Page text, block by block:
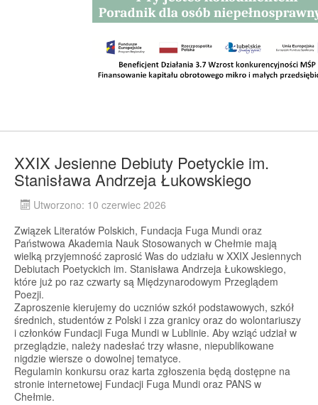
XXIX Jesienne Debiuty Poetyckie im.
Stanisława Andrzeja Łukowskiego
Utworzono: 10 czerwiec 2026
Związek Literatów Polskich, Fundacja Fuga Mundi oraz
Państwowa Akademia Nauk Stosowanych w Chełmie mają
wielką przyjemność zaprosić Was do udziału w XXIX Jesiennych
Debiutach Poetyckich im. Stanisława Andrzeja Łukowskiego,
które już po raz czwarty są Międzynarodowym Przeglądem
Poezji.
Zaproszenie kierujemy do uczniów szkół podstawowych, szkół
średnich, studentów z Polski i zza granicy oraz do wolontariuszy
i członków Fundacji Fuga Mundi w Lublinie. Aby wziąć udział w
przeglądzie, należy nadesłać trzy własne, niepublikowane
nigdzie wiersze o dowolnej tematyce.
Regulamin konkursu oraz karta zgłoszenia będą dostępne na
stronie internetowej Fundacji Fuga Mundi oraz PANS w
Chełmie.